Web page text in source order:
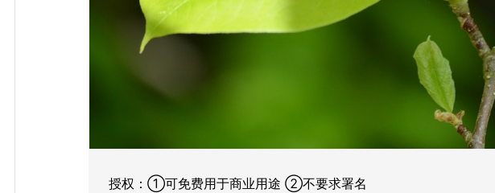
授权：①可免费用于商业用途 ②不要求署名